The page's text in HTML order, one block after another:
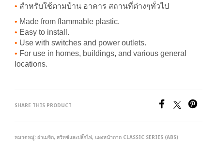
• สำหรับใช้ตามบ้าน อาคาร สถานที่ต่างๆทั่วไป
• Made from flammable plastic.
• Easy to install.
• Use with switches and power outlets.
• For use in homes, buildings, and various general
locations.
SHARE THIS PRODUCT
หมวดหมู่: ฝาเมจิก, สวิทซ์และปลั๊กไฟ, แผงหน้ากาก CLASSIC SERIES (ABS)